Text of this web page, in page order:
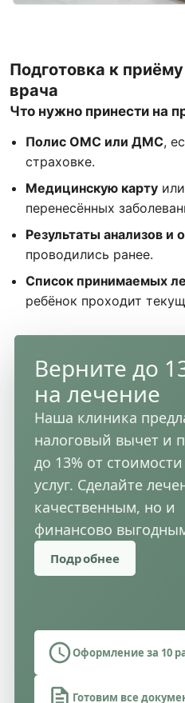
Подготовка к
врача
Что нужно принести на
Полис ОМС или ДМС,
страховке.
Медицинскую карту
перенесённых
Результаты анализов и
проводились ранее.
Список принимаемых
ребёнок проходит
Верните до
на лечение
Наша клиника
налоговый вычет и
до 13% от
услуг. Сделайте
качественным, но и
финансово
Подробнее
Оформление за 10
Готовим все